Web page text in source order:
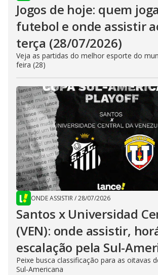
Jogos de hoje: quem
futebol e onde assistir
terça (28/07/2026)
Veja as partidas do melhor esporte do
feira (28)
ONDE ASSISTIR/28/07/2026
Santos x Universidad
(VEN): onde assistir,
escalação pela Sul-
Peixe busca classificação para as oitavas
Sul-Americana